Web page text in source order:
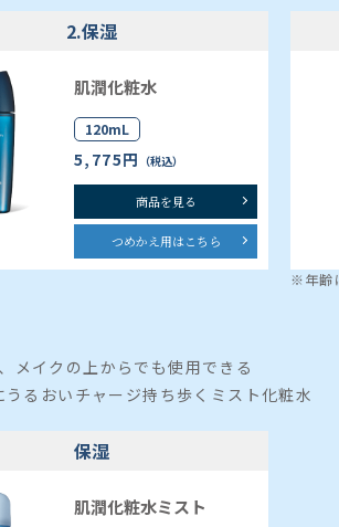
2.保湿
肌潤化粧水
120mL
5,775円 （税込）
商品を見る
つめかえ用はこちら
※年齢
メイクの上からでも使用できる
うるおいチャージ持ち歩くミスト化粧水
保湿
肌潤化粧水ミスト